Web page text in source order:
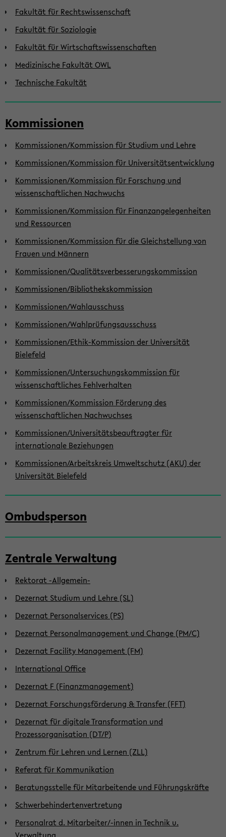
Fakultät für Rechtswissenschaft
Fakultät für Soziologie
Fakultät für Wirtschaftswissenschaften
Medizinische Fakultät OWL
Technische Fakultät
Kommissionen
Kommissionen/Kommission für Studium und Lehre
Kommissionen/Kommission für Universitätsentwicklung
Kommissionen/Kommission für Forschung und
wissenschaftlichen Nachwuchs
Kommissionen/Kommission für Finanzangelegenheiten
und Ressourcen
Kommissionen/Kommission für die Gleichstellung von
Frauen und Männern
Kommissionen/Qualitätsverbesserungskommission
Kommissionen/Bibliothekskommission
Kommissionen/Wahlausschuss
Kommissionen/Wahlprüfungsausschuss
Kommissionen/Ethik-Kommission der Universität
Bielefeld
Kommissionen/Untersuchungskommission für
wissenschaftliches Fehlverhalten
Kommissionen/Kommission Förderung des
wissenschaftlichen Nachwuchses
Kommissionen/Universitätsbeauftragter für
internationale Beziehungen
Kommissionen/Arbeitskreis Umweltschutz (AKU) der
Universität Bielefeld
Ombudsperson
Zentrale Verwaltung
Rektorat -Allgemein-
Dezernat Studium und Lehre (SL)
Dezernat Personalservices (PS)
Dezernat Personalmanagement und Change (PM/C)
Dezernat Facility Management (FM)
International Office
Dezernat F (Finanzmanagement)
Dezernat Forschungsförderung & Transfer (FFT)
Dezernat für digitale Transformation und
Prozessorganisation (DT/P)
Zentrum für Lehren und Lernen (ZLL)
Referat für Kommunikation
Beratungsstelle für Mitarbeitende und Führungskräfte
Schwerbehindertenvertretung
Personalrat d. Mitarbeiter/-innen in Technik u.